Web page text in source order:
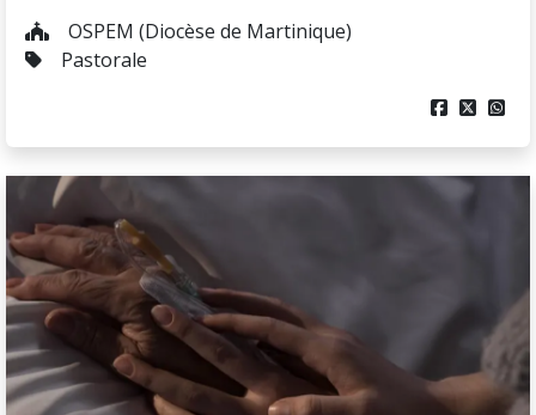
OSPEM (Diocèse de Martinique)
Pastorale
  